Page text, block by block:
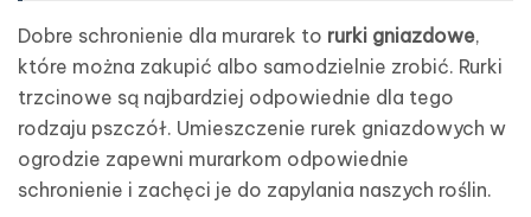
Dobre schronienie dla murarek to rurki gniazdowe,
które można zakupić albo samodzielnie zrobić. Rurki
trzcinowe są najbardziej odpowiednie dla tego
rodzaju pszczół. Umieszczenie rurek gniazdowych w
ogrodzie zapewni murarkom odpowiednie
schronienie i zachęci je do zapylania naszych roślin.